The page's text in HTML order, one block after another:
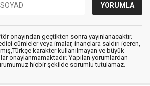
onayından geçtikten sonra yayınlanacaktır.
cümleler veya imalar, inançlara saldırı içeren,
karakter kullanılmayan ve büyük
onaylanmamaktadır. Yapılan yorumlardan
hiçbir şekilde sorumlu tutulamaz.